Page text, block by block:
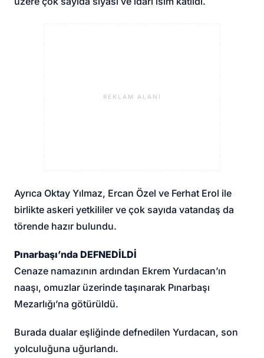
REKLAM ALANI
Ayrıca Oktay Yılmaz, Ercan Özel ve Ferhat Erol ile
birlikte askeri yetkililer ve çok sayıda vatandaş da
törende hazır bulundu.
Pınarbaşı’nda DEFNEDİLDİ
Cenaze namazının ardından Ekrem Yurdacan’ın
naaşı, omuzlar üzerinde taşınarak Pınarbaşı
Mezarlığı’na götürüldü.
Burada dualar eşliğinde defnedilen Yurdacan, son
yolculuğuna uğurlandı.